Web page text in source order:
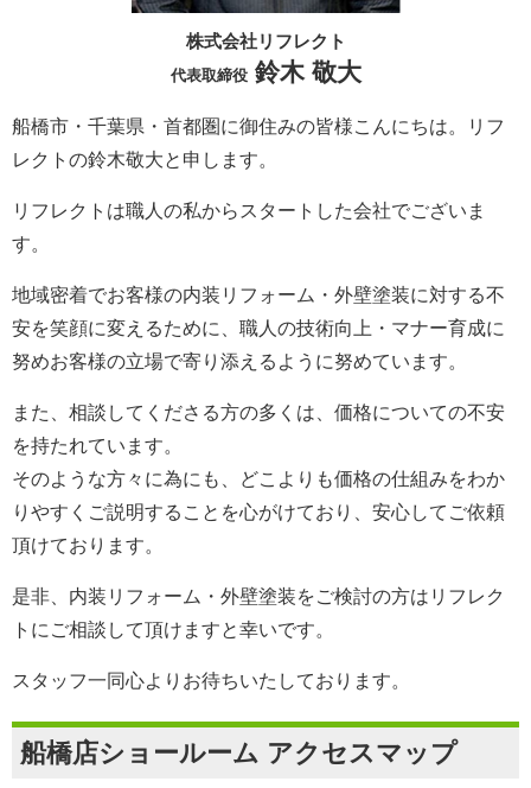
株式会社リフレクト
代表取締役鈴木 敬大
船橋市・千葉県・首都圏に御住みの皆様こんにちは。
リフ
レクト の鈴木敬大と申します。
リフレクト は職人の私からスタートした会社でございま
す。
地域密着でお客様の内装リフォーム・外壁塗装に対する不
安を笑顔に変えるために、職人の技術向上・マナー育成に
努めお客様の立場で寄り添えるように努めています。
また、相談してくださる方の多くは、価格についての不安
を持たれています。
そのような方々に為にも、どこよりも価格の仕組みをわか
りやすくご説明することを心がけており、安心してご依頼
頂けております。
是非、内装リフォーム・外壁塗装をご検討の方は リフレク
ト にご相談して頂けますと幸いです。
スタッフ一同心よりお待ちいたしております。
船橋店ショールーム アクセスマップ